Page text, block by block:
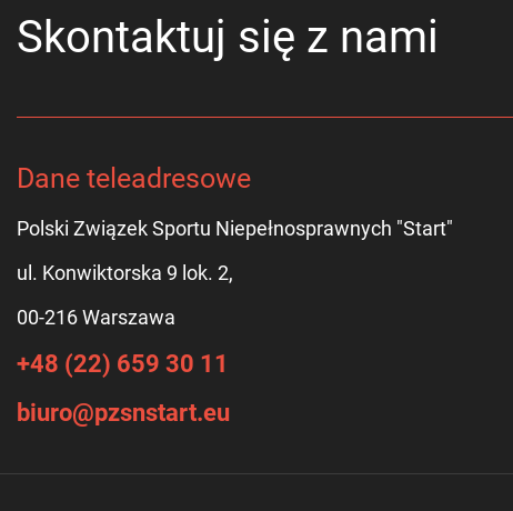
Skontaktuj się z nami
Dane teleadresowe
Polski Związek Sportu Niepełnosprawnych "Start"
ul. Konwiktorska 9 lok. 2,
00-216 Warszawa
+48 (22) 659 30 11
biuro@pzsnstart.eu